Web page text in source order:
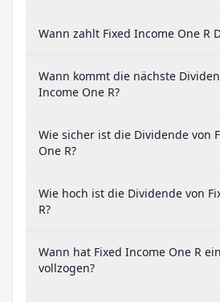
Wann zahlt Fixed Income One R
Wann kommt die nächste
Income One R?
Wie sicher ist die Dividende von
One R?
Wie hoch ist die Dividende von
R?
Wann hat Fixed Income One R
vollzogen?